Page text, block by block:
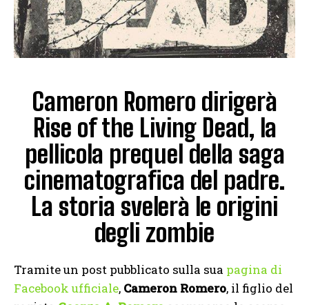
Cameron Romero dirigerà
Rise of the Living Dead, la
pellicola prequel della saga
cinematografica del padre.
La storia svelerà le origini
degli zombie
Tramite un post pubblicato sulla sua pagina di
Facebook ufficiale, Cameron Romero, il figlio del